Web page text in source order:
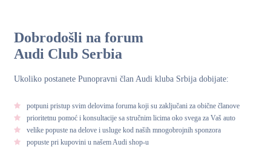
Dobrodošli na forum
Audi Club Serbia
Ukoliko postanete Punopravni član Audi kluba Srbija dobijate:
potpuni pristup svim delovima foruma koji su zaključani za obične članove
prioritetnu pomoć i konsultacije sa stručnim licima oko svega za Vaš auto
velike popuste na delove i usluge kod naših mnogobrojnih sponzora
popuste pri kupovini u našem Audi shop-u